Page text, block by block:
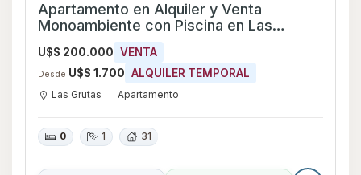
Apartamento en Alquiler y Venta
Monoambiente con Piscina en Las
Grutas, Maldonado
U$S 200.000 VENTA
Desde U$S 1.700 ALQUILER TEMPORAL
Las Grutas Apartamento
0 1 31